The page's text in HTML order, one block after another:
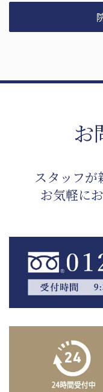
お
スタッフが
お気軽に